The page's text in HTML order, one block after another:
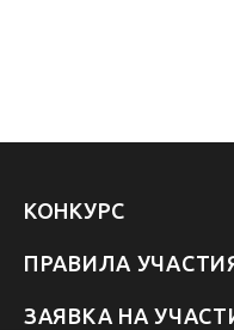
КОНКУРС
ПРАВИЛА
ЗАЯВКА НА